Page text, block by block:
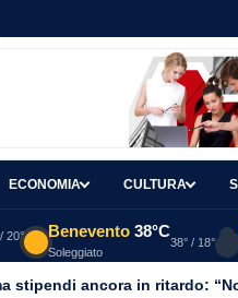
ECONOMIA CULTURA
20° Benevento 38°C
Soleggiato
38° / 18°
stipendi ancora in ritardo: